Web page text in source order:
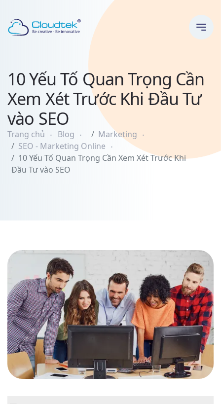
10 Yếu Tố Quan Trọng Cần
Xem Xét Trước Khi Đầu Tư
vào SEO
Trang chủ Blog
Marketing
SEO - Marketing Online
10 Yếu Tố Quan Trọng Cần Xem Xét Trước Khi
Đầu Tư vào SEO
TABLE
OF
1.
Hỗ
Trợ
Ban
Lãnh
Đạo
và
Quản
Dịch
Vụ
Triển
3.
Pháp
Lý
và
Tuân
Kết